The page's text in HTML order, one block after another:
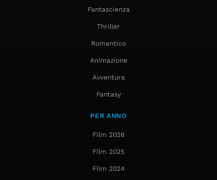
Fantascienza
Thriller
Romantico
Animazione
Avventura
Fantasy
PER ANNO
Film 2026
Film 2025
Film 2024